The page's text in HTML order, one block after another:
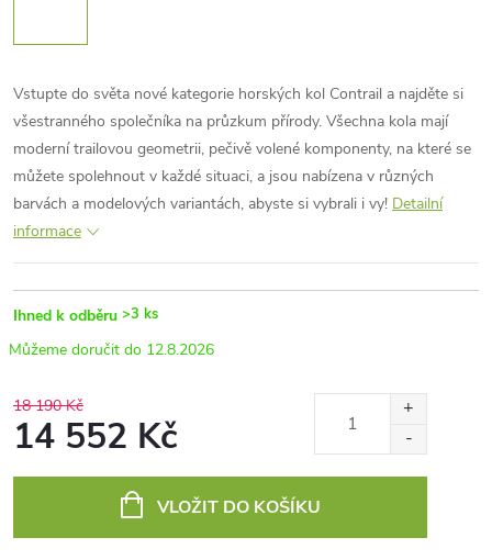
Vstupte do světa nové kategorie horských kol Contrail a najděte si
všestranného společníka na průzkum přírody. Všechna kola mají
moderní trailovou geometrii, pečivě volené komponenty, na které se
můžete spolehnout v každé situaci, a jsou nabízena v různých
barvách a modelových variantách, abyste si vybrali i vy! Detailní
informace
Ihned k odběru >3 ks
12.8.2026
18 190 Kč
14 552 Kč
VLOŽIT DO KOŠÍKU